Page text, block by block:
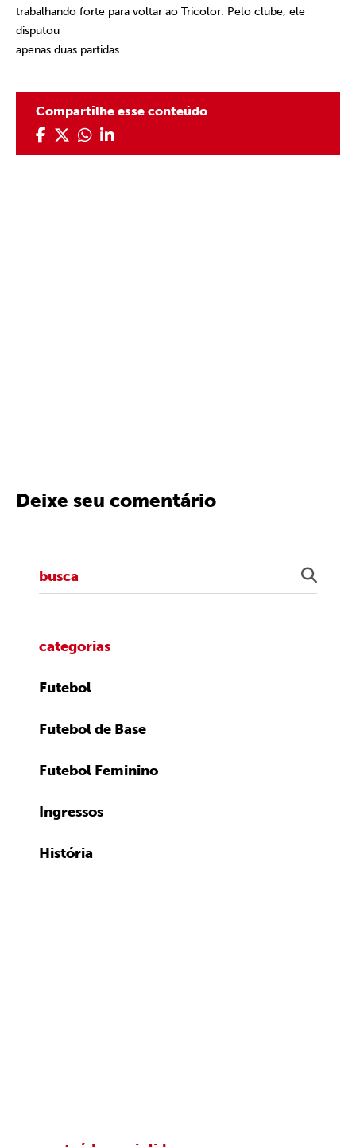
trabalhando forte para voltar ao Tricolor. Pelo clube, ele
disputou
apenas duas partidas.
Compartilhe esse conteúdo
Deixe seu comentário
categorias
Futebol
Futebol de Base
Futebol Feminino
Ingressos
História